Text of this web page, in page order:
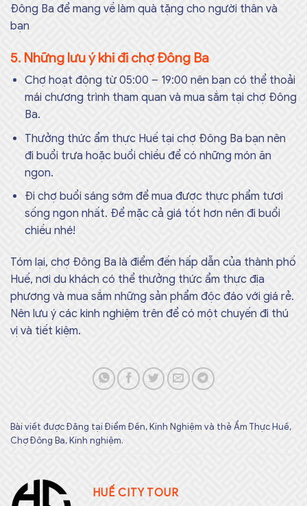
Đông Ba để mang về làm quà tặng cho người thân và
bạn
5. Những lưu ý khi đi chợ Đông Ba
Chợ hoạt động từ 05:00 – 19:00 nên bạn có thể thoải
mái chương trình tham quan và mua sắm tại chợ Đông
Ba.
Thưởng thức ẩm thực Huế tại chợ Đông Ba bạn nên
đi buổi trưa hoặc buổi chiều để có những món ăn
ngon.
Đi chợ buổi sáng sớm để mua được thực phẩm tươi
sống ngon nhất. Để mặc cả giá tốt hơn nên đi buổi
chiều nhé!
Tóm lại, chợ Đông Ba là điểm đến hấp dẫn của thành phố
Huế, nơi du khách có thể thưởng thức ẩm thực địa
phương và mua sắm những sản phẩm độc đáo với giá rẻ.
Nên lưu ý các kinh nghiệm trên để có một chuyến đi thú
vị và tiết kiệm.
Bài viết được Đăng tạiĐiểm Đến,Kinh Nghiệm và thẻẨm Thực Huế,
Chợ Đông Ba,Kinh nghiệm.
HUẾ CITY TOUR